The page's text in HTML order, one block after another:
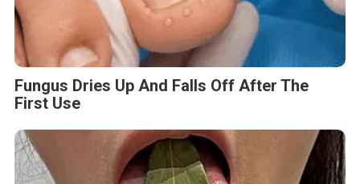
Fungus Dries Up And Falls Off After The
First Use